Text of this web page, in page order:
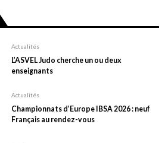
Actualités
L’ASVEL Judo cherche un ou deux
enseignants
Actualités
Championnats d’Europe IBSA 2026 : neuf
Français au rendez-vous